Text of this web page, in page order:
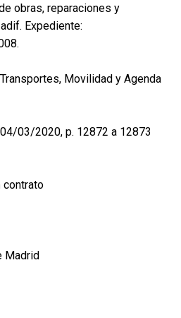
obras, reparaciones y
Expediente:
Movilidad y Agenda
04/03/2020, p. 12872 a 12873
contrato
Madrid